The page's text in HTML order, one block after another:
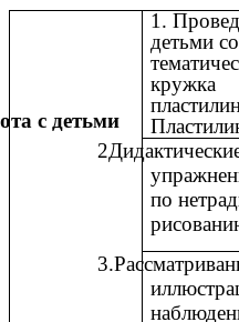
с детьми
1.
детьми
кружка
по